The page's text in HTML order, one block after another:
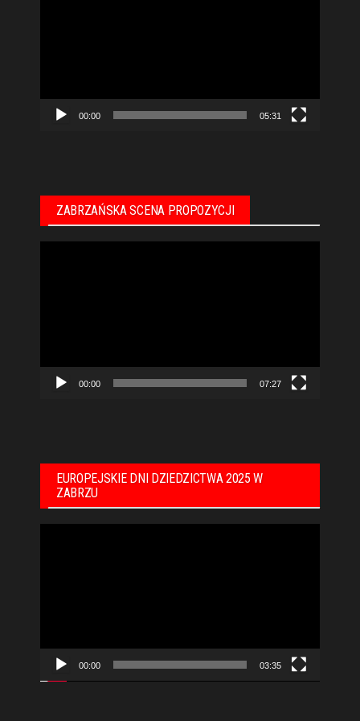
00:00 05:31
ZABRZAŃSKA SCENA PROPOZYCJI
00:00 07:27
EUROPEJSKIE DNI DZIEDZICTWA 2025 W
ZABRZU
00:00 03:35